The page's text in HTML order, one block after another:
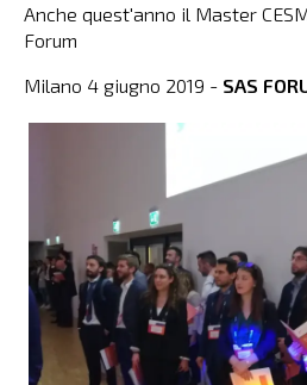
Anche quest'anno il Master
Forum
Milano 4 giugno 2019 - SAS